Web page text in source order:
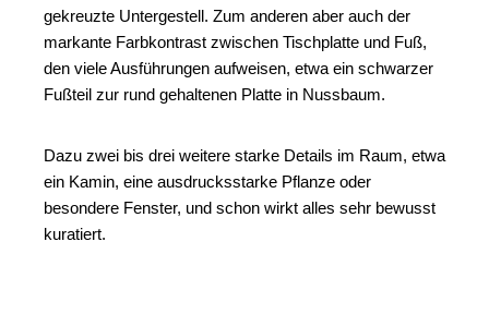
gekreuzte Untergestell. Zum anderen aber auch der
markante Farbkontrast zwischen Tischplatte und Fuß,
den viele Ausführungen aufweisen, etwa ein schwarzer
Fußteil zur rund gehaltenen Platte in Nussbaum.
Dazu zwei bis drei weitere starke Details im Raum, etwa
ein Kamin, eine ausdrucksstarke Pflanze oder
besondere Fenster, und schon wirkt alles sehr bewusst
kuratiert.